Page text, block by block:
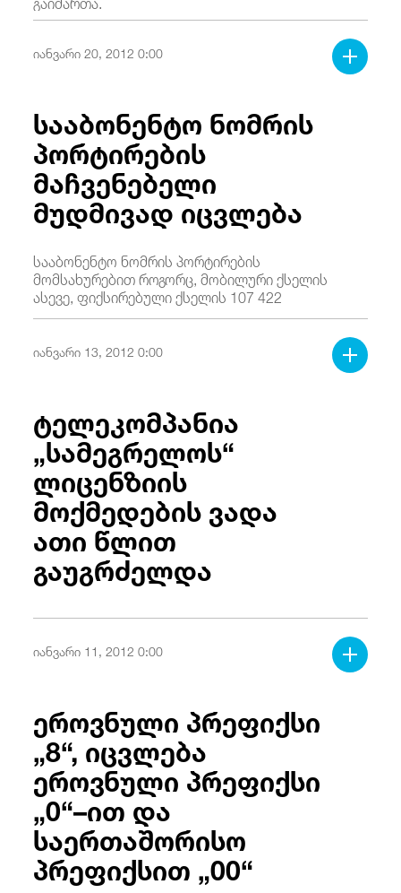
სააბონენტო ნომრის
პორტირების
მაჩვენებელი
მუდმივად იცვლება
იანვარი 20, 2012 0:00
სააბონენტო ნომრის პორტირების
მომსახურებით როგორც, მობილური ქსელის
ასევე, ფიქსირებული ქსელის 107 422
აბონენტმა ისარგებლა. აქედან თითქმის 96
ოპერატორის მომსახურებით სარგებლობს.
ტელეკომპანია
„სამეგრელოს“
ლიცენზიის
მოქმედების ვადა
ათი წლით
გაუგრძელდა
იანვარი 13, 2012 0:00
ეროვნული პრეფიქსი
„8“, იცვლება
ეროვნული პრეფიქსი
„0“–ით და
საერთაშორისო
პრეფიქსით „00“
იანვარი 11, 2012 0:00